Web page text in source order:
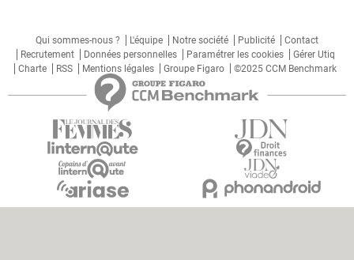
Qui sommes-nous ? L'équipe Notre société Publicité
Contact
Recrutement
Données personnelles Paramétrer les cookies
Gérer Utiq
Charte
RSS Mentions légales Groupe Figaro ©2025 CCM Benchmark